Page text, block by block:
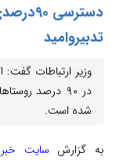
تدبیروامید
وزیر ارتباطات
در ٩٠ درصد
شده است.
به گزارش سایت